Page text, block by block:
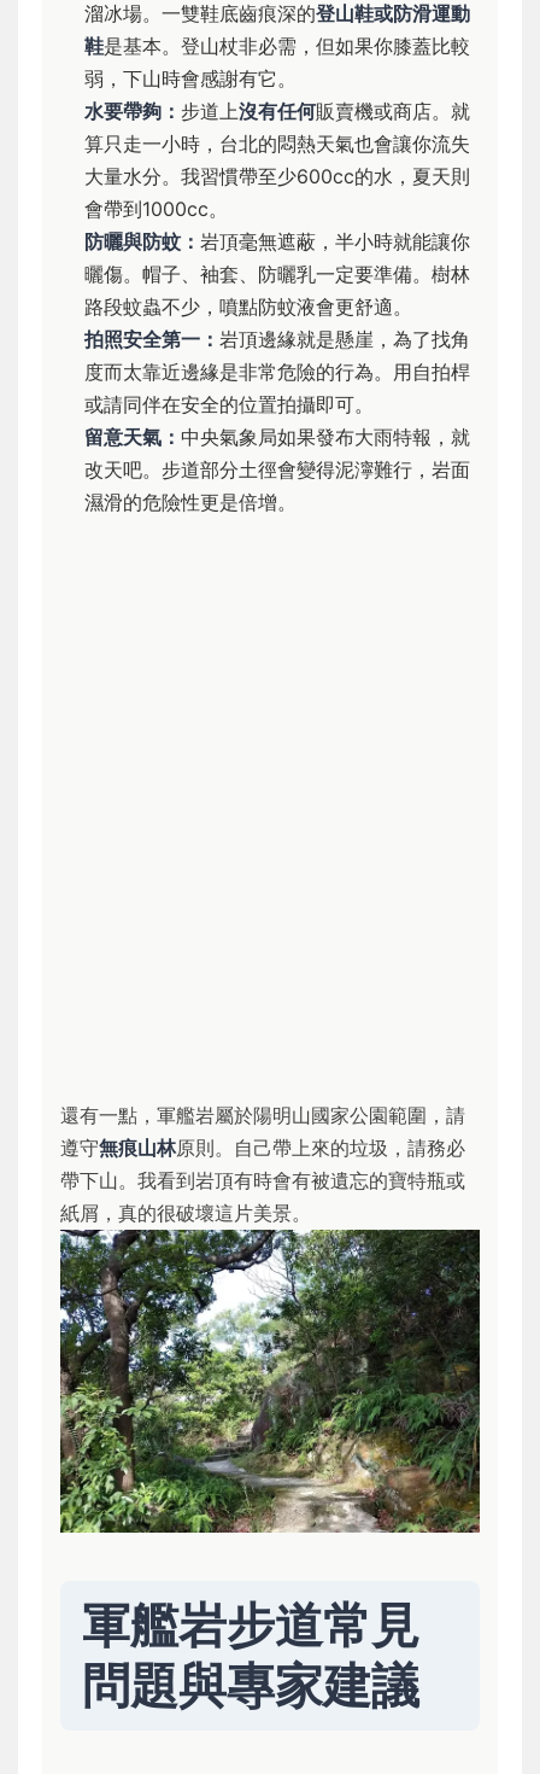
溜冰場。一雙鞋底齒痕深的登山鞋或防滑運動
鞋是基本。登山杖非必需，但如果你膝蓋比較
弱，下山時會感謝有它。
水要帶夠： 步道上沒有任何販賣機或商店。就
算只走一小時，台北的悶熱天氣也會讓你流失
大量水分。我習慣帶至少600cc的水，夏天則
會帶到1000cc。
防曬與防蚊： 岩頂毫無遮蔽，半小時就能讓你
曬傷。帽子、袖套、防曬乳一定要準備。樹林
路段蚊蟲不少，噴點防蚊液會更舒適。
拍照安全第一： 岩頂邊緣就是懸崖，為了找角
度而太靠近邊緣是非常危險的行為。用自拍桿
或請同伴在安全的位置拍攝即可。
留意天氣： 中央氣象局如果發布大雨特報，就
改天吧。步道部分土徑會變得泥濘難行，岩面
濕滑的危險性更是倍增。
還有一點，軍艦岩屬於陽明山國家公園範圍，請
遵守無痕山林原則。自己帶上來的垃圾，請務必
帶下山。我看到岩頂有時會有被遺忘的寶特瓶或
紙屑，真的很破壞這片美景。
軍艦岩步道常見
問題與專家建議